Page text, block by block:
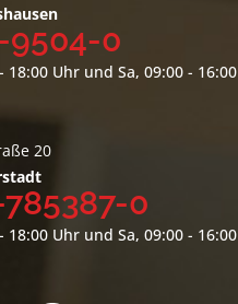
9504-0
18:00 Uhr und Sa, 09:00 - 16:00
20
0
18:00 Uhr und Sa, 09:00 - 16:00